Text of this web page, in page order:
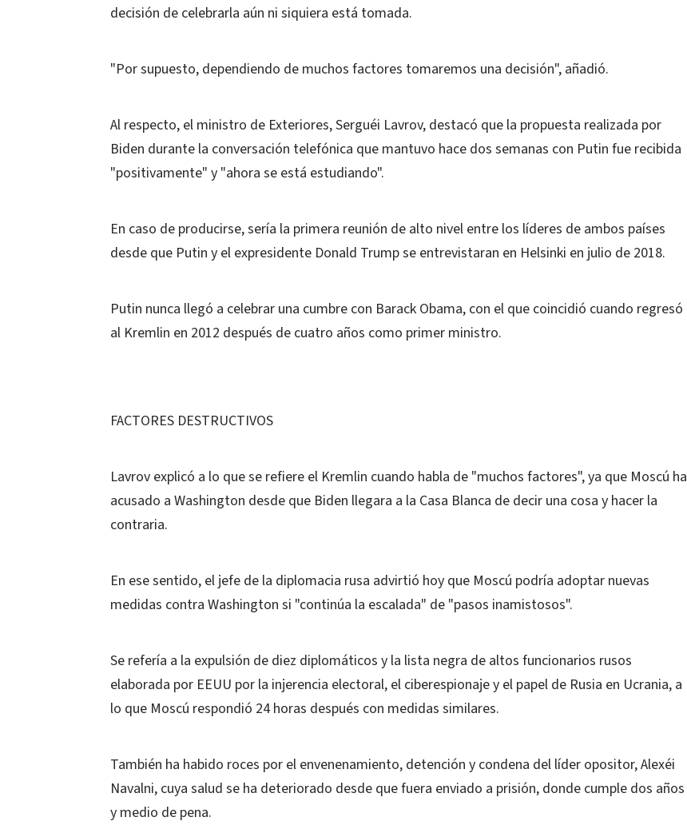
decisión de celebrarla aún ni siquiera está tomada.
"Por supuesto, dependiendo de muchos factores tomaremos una decisión", añadió.
Al respecto, el ministro de Exteriores, Serguéi Lavrov, destacó que la propuesta realizada por
Biden durante la conversación telefónica que mantuvo hace dos semanas con Putin fue recibida
"positivamente" y "ahora se está estudiando".
En caso de producirse, sería la primera reunión de alto nivel entre los líderes de ambos países
desde que Putin y el expresidente Donald Trump se entrevistaran en Helsinki en julio de 2018.
Putin nunca llegó a celebrar una cumbre con Barack Obama, con el que coincidió cuando regresó
al Kremlin en 2012 después de cuatro años como primer ministro.
FACTORES DESTRUCTIVOS
Lavrov explicó a lo que se refiere el Kremlin cuando habla de "muchos factores", ya que Moscú ha
acusado a Washington desde que Biden llegara a la Casa Blanca de decir una cosa y hacer la
contraria.
En ese sentido, el jefe de la diplomacia rusa advirtió hoy que Moscú podría adoptar nuevas
medidas contra Washington si "continúa la escalada" de "pasos inamistosos".
Se refería a la expulsión de diez diplomáticos y la lista negra de altos funcionarios rusos
elaborada por EEUU por la injerencia electoral, el ciberespionaje y el papel de Rusia en Ucrania, a
lo que Moscú respondió 24 horas después con medidas similares.
También ha habido roces por el envenenamiento, detención y condena del líder opositor, Alexéi
Navalni, cuya salud se ha deteriorado desde que fuera enviado a prisión, donde cumple dos años
y medio de pena.